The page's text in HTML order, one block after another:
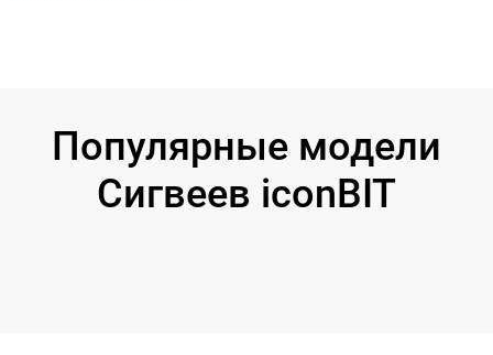
Популярные модели
Сигвеев iconBIT